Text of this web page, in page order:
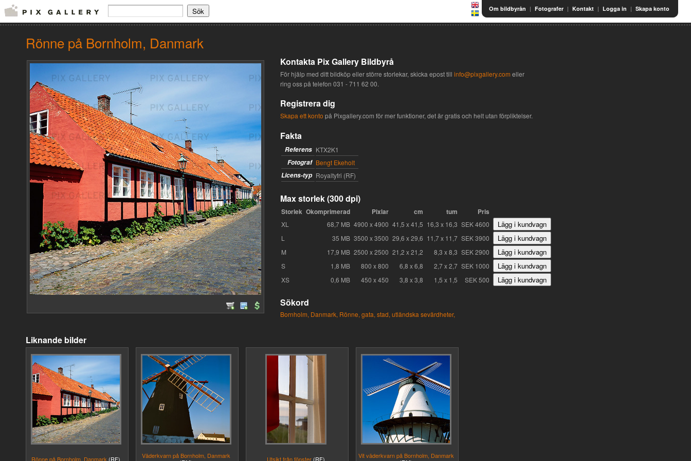
Om bildbyrån | Fotografer | Kontakt | Logga in | Skapa konto
Rönne på Bornholm, Danmark
Kontakta Pix Gallery Bildbyrå
För hjälp med ditt bildköp eller större storlekar, skicka epost till info@pixgallery.com eller
ring oss på telefon 031 - 711 62 00.
Registrera dig
Skapa ett konto på Pixgallery.com för mer funktioner, det är gratis och helt utan förpliktelser.
Fakta
Referens KTX2K1
Fotograf Bengt Ekeholt
Licens-typ Royaltyfri (RF)
Max storlek (300 dpi)
Storlek Okomprimerad Pixlar cm tum Pris
XL 68,7 MB 4900 x 4900 41,5 x 41,5 16,3 x 16,3 SEK 4600
L
35 MB 3500 x 3500 29,6 x 29,6 11,7 x 11,7 SEK 3900
M
17,9 MB 2500 x 2500 21,2 x 21,2 8,3 x 8,3 SEK 2900
S
1,8 MB 800 x 800 6,8 x 6,8 2,7 x 2,7 SEK 1000
XS
0,6 MB 450 x 450 3,8 x 3,8 1,5 x 1,5 SEK 500
Sökord
Bornholm, Danmark, Rönne, gata, stad, utländska sevärdheter,
Liknande bilder
Rönne på Bornholm, Danmark (RF)
Väderkvarn på Bornholm, Danmark
Utsikt från fönster (RF)
Vit väderkvarn på Bornholm, Danmark